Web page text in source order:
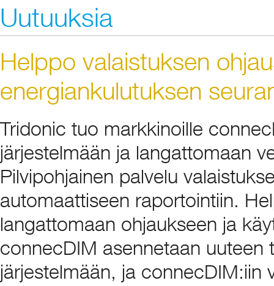
Uutuuksia
Helppo valaistuksen
energiankulutuksen
Tridonic tuo markkinoille
järjestelmään ja langattomaan
Pilvipohjainen palvelu
automaattiseen raportointiin.
langattomaan ohjaukseen ja
connecDIM asennetaan uuteen
järjestelmään, ja connecDIM:iin